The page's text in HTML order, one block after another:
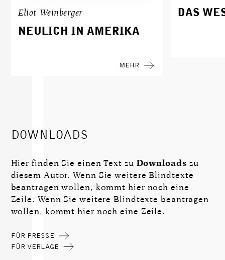
Eliot Weinberger
NEULICH IN AMERIKA
MEHR
DAS
DOWNLOADS
Hier finden Sie einen Text zu Downloads zu
diesem Autor. Wenn Sie weitere Blindtexte
beantragen wollen, kommt hier noch eine
Zeile. Wenn Sie weitere Blindtexte beantragen
wollen, kommt hier noch eine Zeile.
FÜR PRESSE
FÜR VERLAGE